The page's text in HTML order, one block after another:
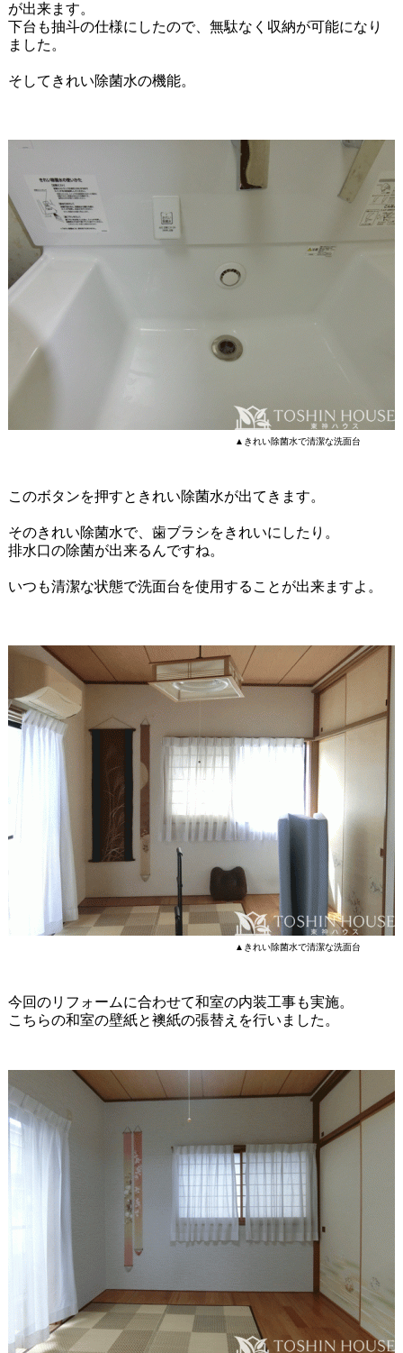
が出来ます。
下台も抽斗の仕様にしたので、無駄なく収納が可能になり
ました。
そしてきれい除菌水の機能。
▲きれい除菌水で清潔な洗面台
このボタンを押すときれい除菌水が出てきます。
そのきれい除菌水で、歯ブラシをきれいにしたり。
排水口の除菌が出来るんですね。
いつも清潔な状態で洗面台を使用することが出来ますよ。
▲きれい除菌水で清潔な洗面台
今回のリフォームに合わせて和室の内装工事も実施。
こちらの和室の壁紙と襖紙の張替えを行いました。